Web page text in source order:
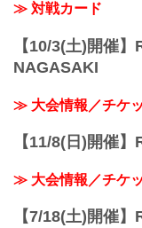
≫ 対戦カード
【10/3(土)開催
NAGASAKI
≫ 大会情報／チケ
【11/8(日)開催
≫ 大会情報／チケ
【7/18(土)開催